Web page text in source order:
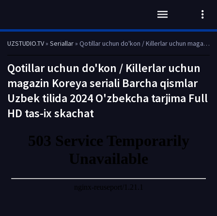
UZSTUDIO.TV» Seriallar» Qotillar uchun do'kon / Killerlar uchun magazin Koreya seriali Barcha qismlar Uzbek tilida 2024 O'zbekcha tarjima Full HD tas-ix skachat
Qotillar uchun do'kon / Killerlar uchun
magazin Koreya seriali Barcha qismlar
Uzbek tilida 2024 O'zbekcha tarjima Full
HD tas-ix skachat